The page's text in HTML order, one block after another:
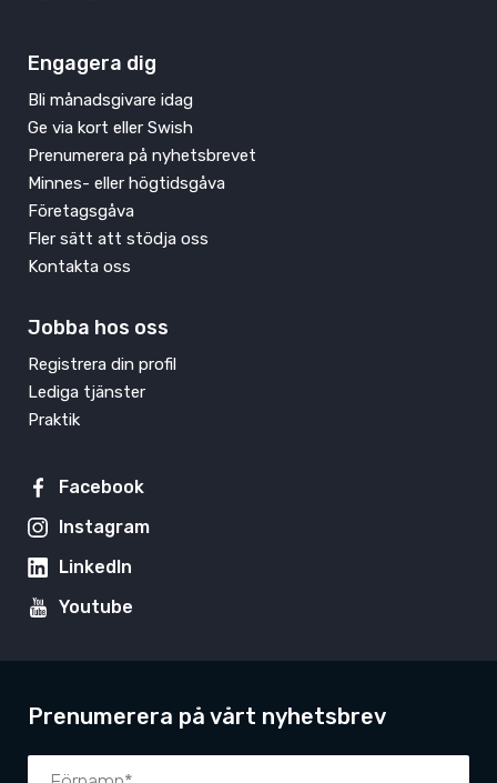
Engagera dig
Bli månadsgivare idag
Ge via kort eller Swish
Prenumerera på nyhetsbrevet
Minnes- eller högtidsgåva
Företagsgåva
Fler sätt att stödja oss
Kontakta oss
Jobba hos oss
Registrera din profil
Lediga tjänster
Praktik
Facebook
Instagram
LinkedIn
Youtube
Prenumerera på vårt nyhetsbrev